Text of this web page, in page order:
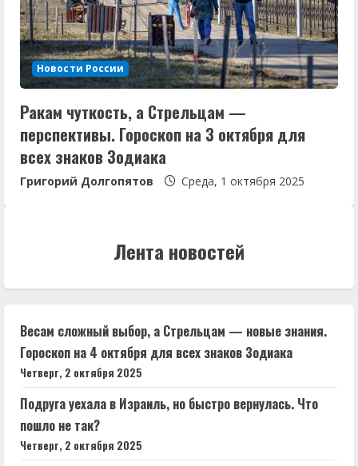
Новости России
Ракам чуткость, а Стрельцам —
перспективы. Гороскоп на 3 октября для
всех знаков Зодиака
Григорий Долгопятов Среда, 1 октября 2025
Лента новостей
Весам сложный выбор, а Стрельцам — новые знания.
Гороскоп на 4 октября для всех знаков Зодиака
Четверг, 2 октября 2025
Подруга уехала в Израиль, но быстро вернулась. Что
пошло не так?
Четверг, 2 октября 2025